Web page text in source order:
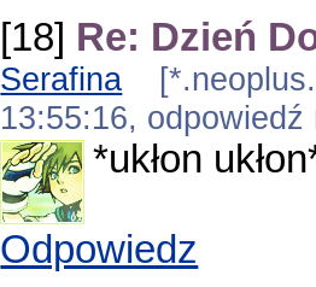
[18] Re: Dzień
Serafina
13:55:16,
*ukłon
Odpowiedz